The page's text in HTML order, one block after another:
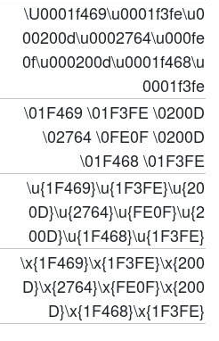
\U0001f469\u0001f3fe\u0
00200d\u0002764\u000fe
0f\u000200d\u0001f468\u
0001f3fe
\01F469 \01F3FE \0200D
\02764 \0FE0F \0200D
\01F468 \01F3FE
\u{1F469}\u{1F3FE}\u{20
0D}\u{2764}\u{FE0F}\u{2
00D}\u{1F468}\u{1F3FE}
\x{1F469}\x{1F3FE}\x{200
D}\x{2764}\x{FE0F}\x{200
D}\x{1F468}\x{1F3FE}